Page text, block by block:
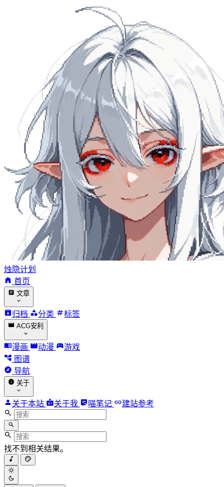
烛隐计划
首页
文章
归档 分类 标签
ACG安利
漫画 动漫
游戏
图谱
导航
关于
关于本站 关于我 喵笔记 建站参考
找不到相关结果。